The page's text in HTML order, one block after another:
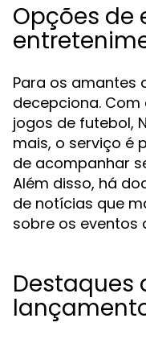
Opções de
Para os amantes
decepciona.
jogos de futebol,
mais, o serviço é
de acompanhar
Além disso, há
de notícias que
sobre os eventos
Destaques